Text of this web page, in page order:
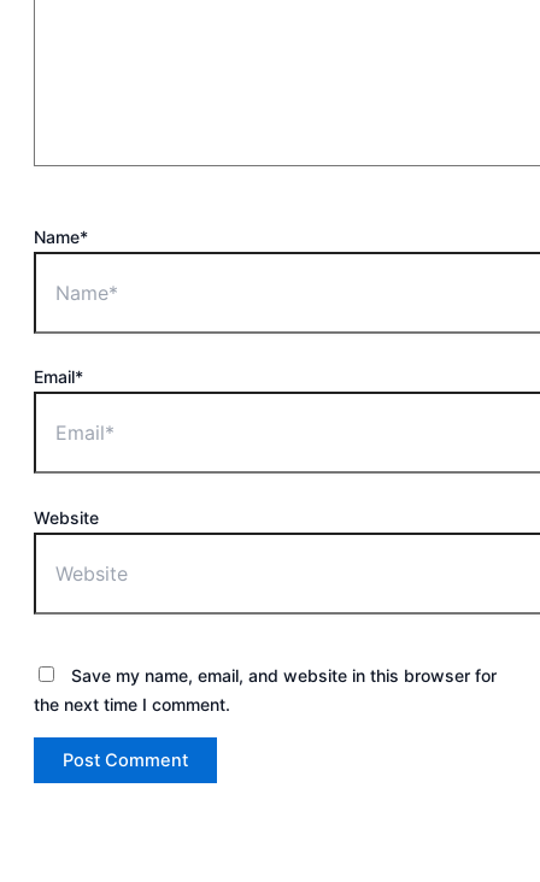
Name*
Email*
Website
Save my name, email, and website in this browser for
the next time I comment.